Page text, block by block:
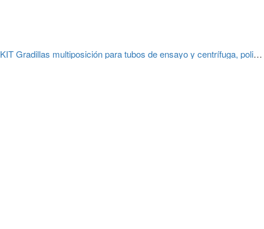
KIT Gradillas multiposición para tubos de ensayo y centrífuga, polipropileno